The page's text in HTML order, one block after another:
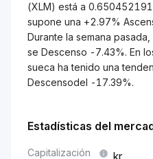
(XLM) está a
supone una +2.97%
Durante la semana
se Descenso -7.43%. En
sueca ha tenido una
Descensodel -17.39%.
Estadísticas del
Capitalización